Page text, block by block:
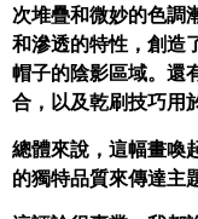
次堆疊和微妙的色調
和滲透的特性，創造
帽子的陰影區域。還
合，以及乾刷技巧用
總體來說，這幅畫喚
的獨特品質來傳達主